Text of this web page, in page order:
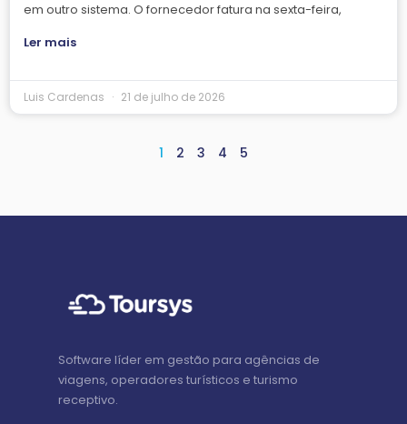
em outro sistema. O fornecedor fatura na sexta-feira,
Ler mais
Luis Cardenas 21 de julho de 2026
1 2 3 4 5
Software líder em gestão para agências de
viagens, operadores turísticos e turismo
receptivo.